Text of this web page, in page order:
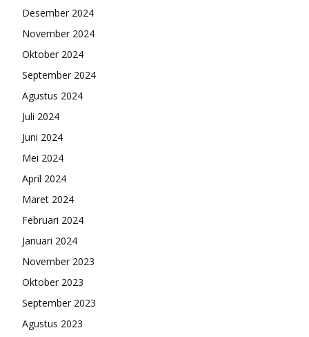
Desember 2024
November 2024
Oktober 2024
September 2024
Agustus 2024
Juli 2024
Juni 2024
Mei 2024
April 2024
Maret 2024
Februari 2024
Januari 2024
November 2023
Oktober 2023
September 2023
Agustus 2023